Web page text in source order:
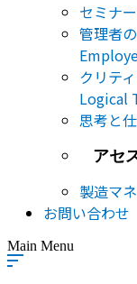
セミナ
管理者
クリテ
Logical
思考と
アセ
製造マ
お問い合わせ
Main Menu